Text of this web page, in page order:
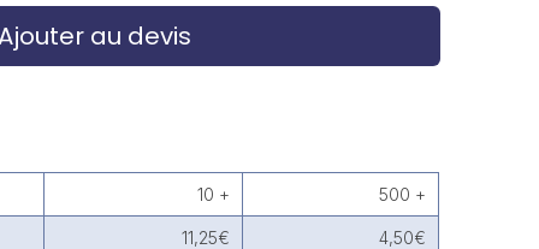
au devis
10 + 500 +
11,25€ 4,50€